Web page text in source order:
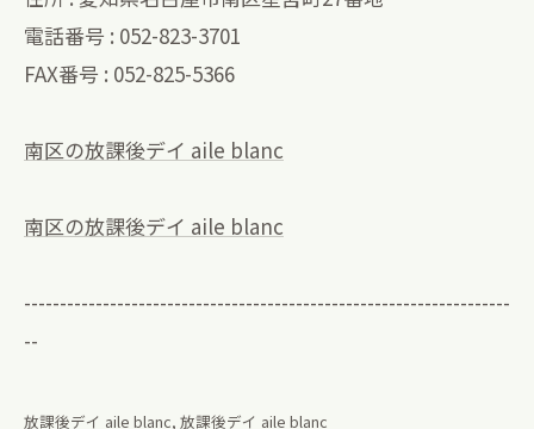
電話番号 : 052-823-3701
FAX番号 : 052-825-5366
南区の放課後デイ aile blanc
南区の放課後デイ aile blanc
--------------------------------------------------------------------
--
放課後デイ aile blanc 放課後デイ aile blanc